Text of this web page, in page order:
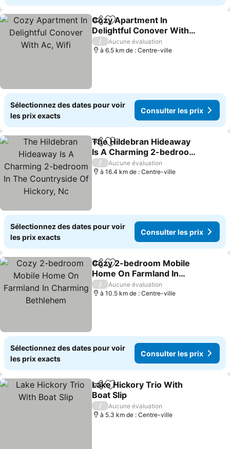
PartagerAjouter à mes favoris
Cozy Apartment In
Delightful Conover With
Ac, Wifi
/
Aucune évaluation
à 6.5 km de : Centre-ville
Sélectionnez des dates pour voir
les prix exacts
Consulter les prix
PartagerAjouter à mes favoris
The Hildebran Hideaway
Is A Charming 2-bedroom
In The Countryside Of
Hickory, Nc
/
Aucune évaluation
à 16.4 km de : Centre-ville
Sélectionnez des dates pour voir
les prix exacts
Consulter les prix
PartagerAjouter à mes favoris
Cozy 2-bedroom Mobile
Home On Farmland In
Charming Bethlehem
/
Aucune évaluation
à 10.5 km de : Centre-ville
Sélectionnez des dates pour voir
les prix exacts
Consulter les prix
PartagerAjouter à mes favoris
Lake Hickory Trio With
Boat Slip
/
Aucune évaluation
à 5.3 km de : Centre-ville